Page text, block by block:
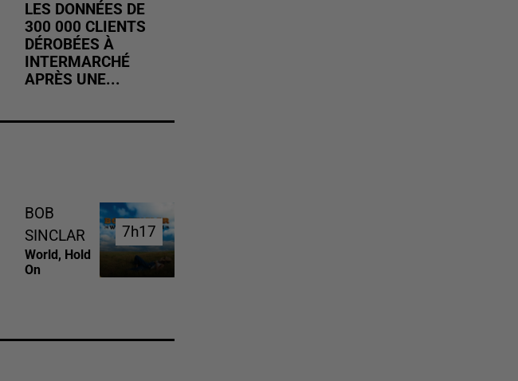
LES DONNÉES DE
300 000 CLIENTS
DÉROBÉES À
INTERMARCHÉ
APRÈS UNE...
BOB
SINCLAR
World, Hold
On
7h17
7h17